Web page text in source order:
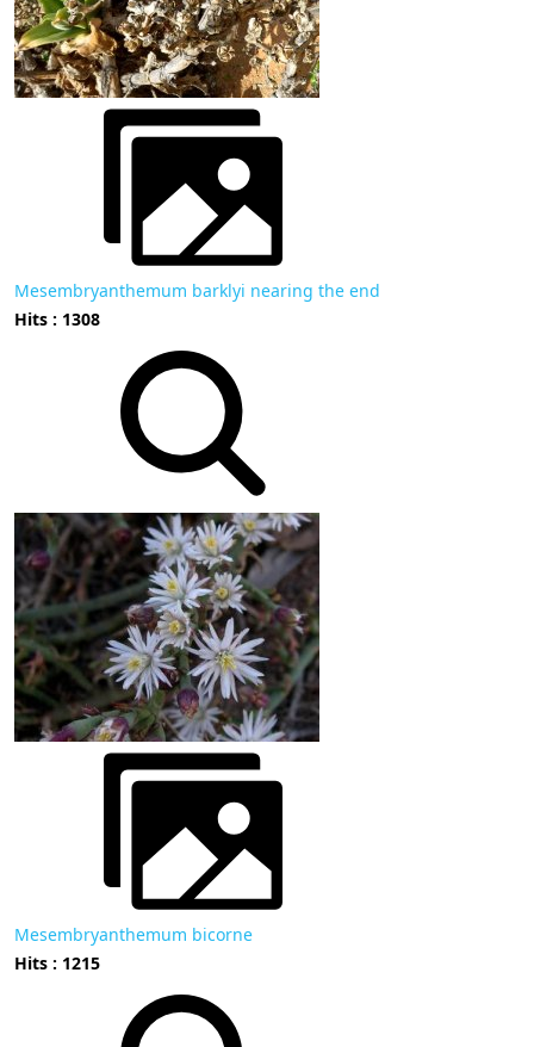
Mesembryanthemum barklyi nearing the end
Hits : 1308
Mesembryanthemum bicorne
Hits : 1215